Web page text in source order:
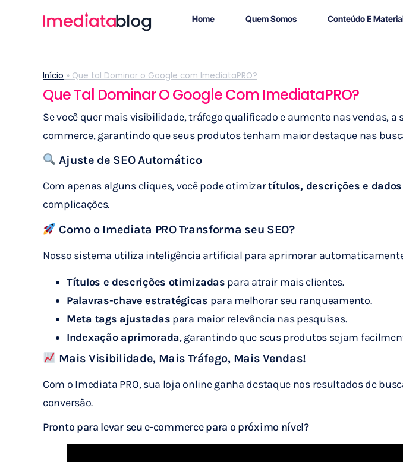
Home Quem Somos Conteúdo E
Início » Que tal Dominar o Google com ImediataPRO?
Que Tal Dominar O Google Com ImediataPRO?
Se você quer mais visibilidade, tráfego qualificado e aumento nas vendas, a
commerce, garantindo que seus produtos tenham maior destaque nas
Ajuste de SEO Automático
Com apenas alguns cliques, você pode otimizartítulos, descrições e dados
complicações.
Como o Imediata PRO Transforma seu SEO?
Nosso sistema utiliza inteligência artificial para aprimorar
Títulos e descrições otimizadas para atrair mais clientes.
Palavras-chave estratégicas para melhorar seu ranqueamento.
Meta tags ajustadas para maior relevância nas pesquisas.
Indexação aprimorada, garantindo que seus produtos sejam
Mais Visibilidade, Mais Tráfego, Mais Vendas!
Com o Imediata PRO, sua loja online ganha destaque nos resultados de
conversão.
Pronto para levar seu e-commerce para o próximo nível?